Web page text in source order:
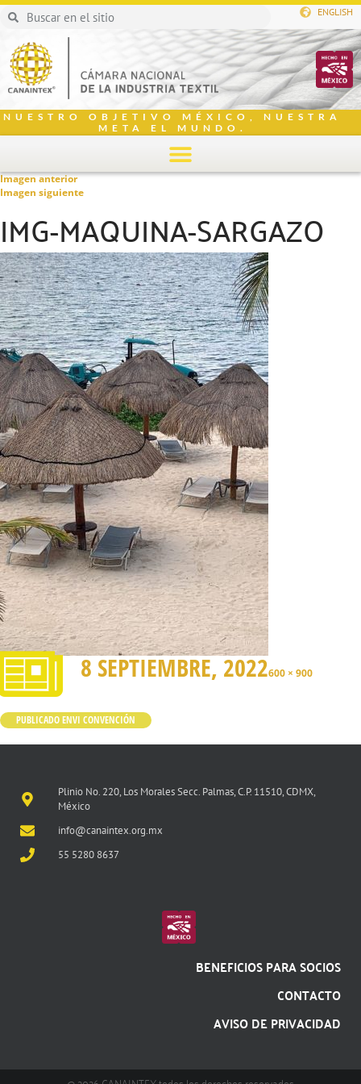
ENGLISH
NUESTRO OBJETIVO MÉXICO, NUESTRA
META EL MUNDO.
Imagen anterior
Imagen siguiente
IMG-MAQUINA-SARGAZO
8 SEPTIEMBRE, 2022600 × 900
PUBLICADO ENVI CONVENCIÓN
Plinio No. 220, Los Morales Secc. Palmas, C.P. 11510, CDMX,
México
info@canaintex.org.mx
55 5280 8637
BENEFICIOS PARA SOCIOS
CONTACTO
AVISO DE PRIVACIDAD